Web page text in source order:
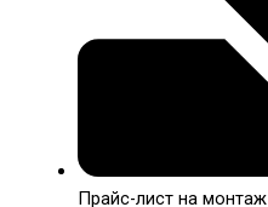
Прайс-лист на монтаж